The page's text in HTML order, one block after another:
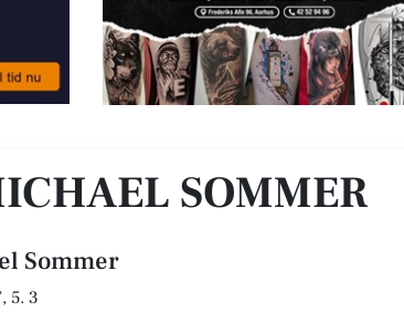
SOMMER
Sommer
5. 3